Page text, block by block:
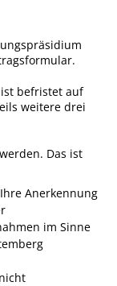
befristet auf
weitere drei
Das ist
Anerkennung
im Sinne